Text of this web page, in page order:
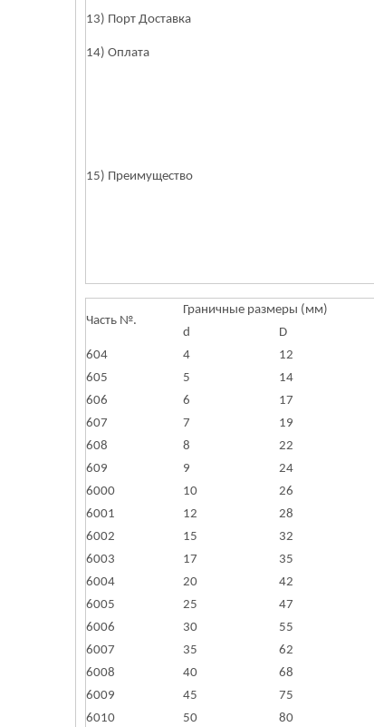
13) Порт Доставка
14) Оплата
15) Преимущество
Часть №.
Граничные размеры (мм)
d
D
604
4 12
605
5 14
606
6 17
607
7 19
608
8 22
609
9 24
6000
10 26
6001
12 28
6002
15 32
6003
17 35
6004
20 42
6005
25 47
6006
30 55
6007
35 62
6008
40 68
6009
45 75
6010
50 80